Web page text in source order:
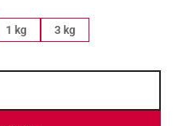
1 kg 3 kg